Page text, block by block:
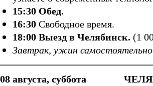
15:30 Обед.
16:30 Свободное время.
18:00 Выезд в Челябинск. (1
Завтрак, ужин
августа, суббота